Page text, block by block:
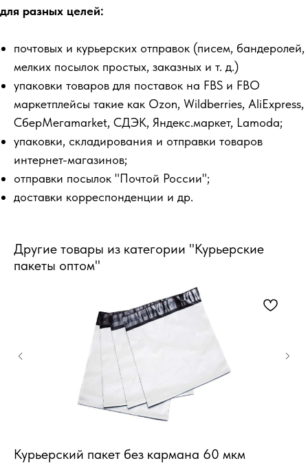
для разных целей:
почтовых и курьерских отправок (писем, бандеролей,
мелких посылок простых, заказных и т. д.)
упаковки товаров для поставок на FBS и FBO
маркетплейсы такие как Ozon, Wildberries, AliExpress,
СберМегаmarket, СДЭК, Яндекс.маркет, Lamoda;
упаковки, складирования и отправки товаров
интернет-магазинов;
отправки посылок "Почтой России";
доставки корреспонденции и др.
Другие товары из категории "Курьерские
пакеты оптом"
Курьерский пакет без кармана 60 мкм